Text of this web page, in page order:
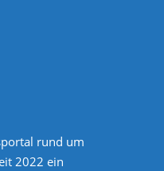
rund um
2022 ein